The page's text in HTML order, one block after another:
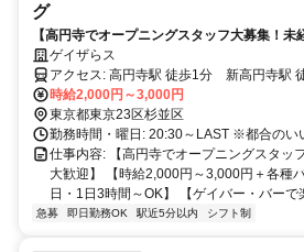
グ
【高円寺でオープニングスタッフ大募集！
給2,000円～3,000円＋各種バック！日払い
OK】 【ゲイバー・バーで楽しく働きながら
ゲイザらス
アクセス: 高円寺駅 徒歩1分 新高円寺
時給2,000円～3,000円
東京都東京23区杉並区
勤務時間・曜日: 20:30～LAST ※都合のい
仕事内容: 【高円寺でオープニングスタッ
大歓迎】 【時給2,000円～3,000円＋各種
日・1日3時間～OK】 【ゲイバー・バーで
急募 即日勤務OK 駅近5分以内 シフト制